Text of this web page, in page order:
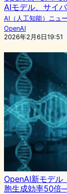
AIモデル、サイ
AI（人工知能）ニュ
OpenAI
2026年2月6日19:51
OpenAI新モデル
胞生成効率50倍